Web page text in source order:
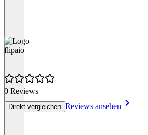
flipaio
0 Reviews
Direkt vergleichen Reviews ansehen